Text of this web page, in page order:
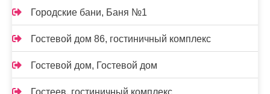
Городские бани, Баня №1
Гостевой дом 86, гостиничный комплекс
Гостевой дом, Гостевой дом
Гостеев, гостиничный комплекс